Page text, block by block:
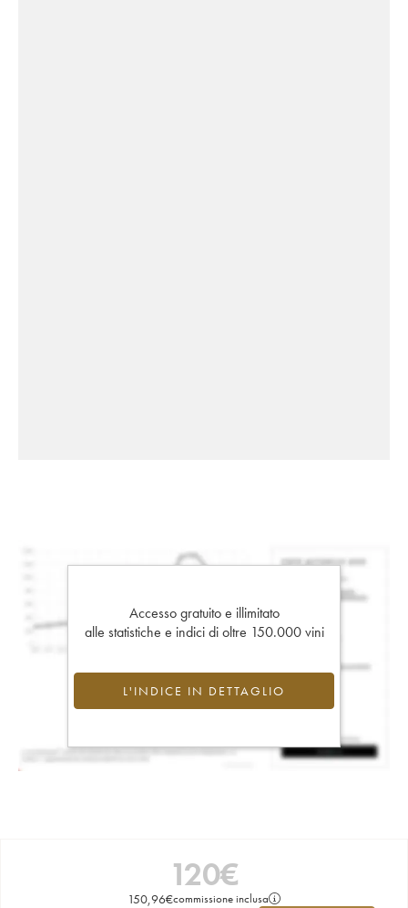
Accesso gratuito e illimitato
alle statistiche e indici di oltre 150.000 vini
L'INDICE IN DETTAGLIO
120€
150,96€commissione inclusa